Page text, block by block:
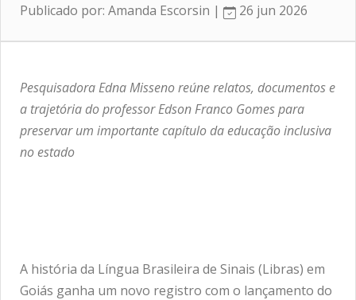
Publicado por: Amanda Escorsin | 26 jun 2026
Pesquisadora Edna Misseno reúne relatos, documentos e
a trajetória do professor Edson Franco Gomes para
preservar um importante capítulo da educação inclusiva
no estado
A história da Língua Brasileira de Sinais (Libras) em
Goiás ganha um novo registro com o lançamento do